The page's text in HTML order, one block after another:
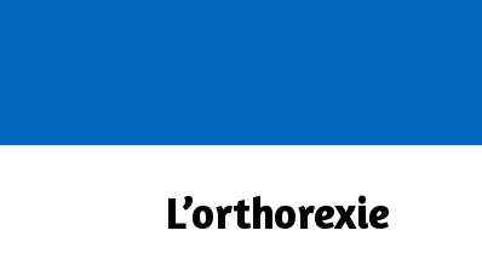
L’orthorexie